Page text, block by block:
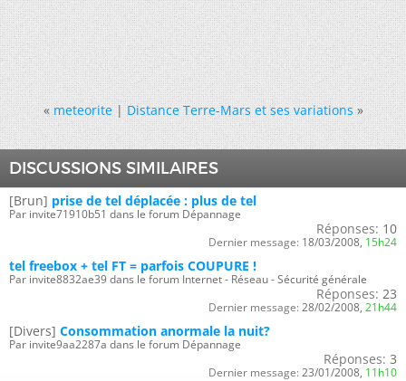
« meteorite|Distance Terre-Mars et ses variations »
DISCUSSIONS SIMILAIRES
[Brun] prise de tel déplacée : plus de tel
Par invite71910b51 dans le forum Dépannage
Réponses: 10
Dernier message: 18/03/2008, 15h24
tel freebox + tel FT = parfois COUPURE !
Par invite8832ae39 dans le forum Internet - Réseau - Sécurité générale
Réponses: 23
Dernier message: 28/02/2008, 21h44
[Divers] Consommation anormale la nuit?
Par invite9aa2287a dans le forum Dépannage
Réponses: 3
Dernier message: 23/01/2008, 11h10